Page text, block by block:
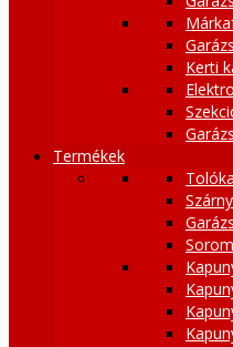
Kerti
Termékek